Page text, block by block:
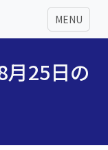
MENU
月25日の